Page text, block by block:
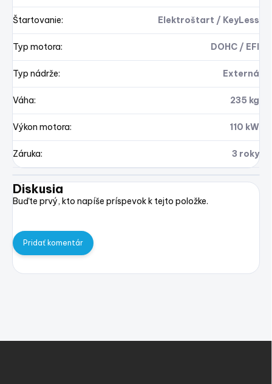
Štartovanie: Elektroštart / KeyLess
Typ motora: DOHC / EFI
Typ nádrže: Externá
Váha: 235 kg
Výkon motora: 110 kW
Záruka: 3 roky
Diskusia
Buďte prvý, kto napíše príspevok k tejto položke.
Pridať komentár